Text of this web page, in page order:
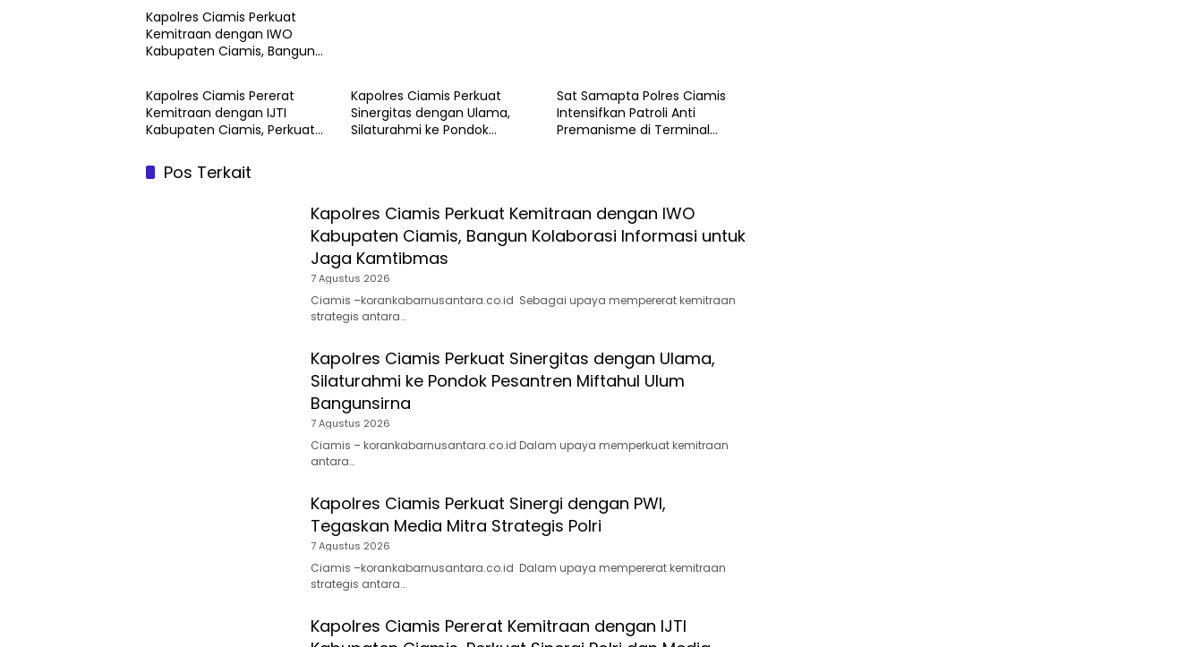
Kapolres Ciamis Perkuat
Kemitraan dengan IWO
Kabupaten Ciamis, Bangun
Kapolres Ciamis Pererat
Kemitraan dengan IJTI
Kabupaten Ciamis, Perkuat
Menjaga Kamtibmas
Kapolres Ciamis Perkuat
Sinergitas dengan Ulama,
Silaturahmi ke Pondok
Sat Samapta Polres Ciamis
Intensifkan Patroli Anti
Premanisme di Terminal
Pos Terkait
Kapolres Ciamis Perkuat Kemitraan dengan IWO
Kabupaten Ciamis, Bangun Kolaborasi Informasi untuk
Jaga Kamtibmas
7 Agustus 2026
Ciamis –korankabarnusantara.co.id Sebagai upaya mempererat kemitraan
strategis antara…
Kapolres Ciamis Perkuat Sinergitas dengan Ulama,
Silaturahmi ke Pondok Pesantren Miftahul Ulum
Bangunsirna
7 Agustus 2026
Ciamis – korankabarnusantara.co.id Dalam upaya memperkuat kemitraan
antara…
Kapolres Ciamis Perkuat Sinergi dengan PWI,
Tegaskan Media Mitra Strategis Polri
7 Agustus 2026
Ciamis –korankabarnusantara.co.id Dalam upaya mempererat kemitraan
strategis antara…
Kapolres Ciamis Pererat Kemitraan dengan IJTI